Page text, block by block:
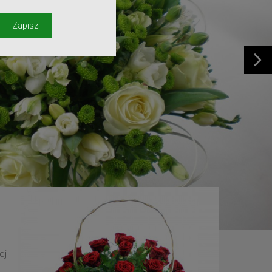
Zapisz